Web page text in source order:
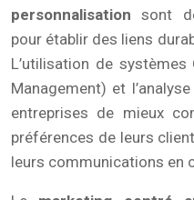
personnalisationsont
pour établir des liens
L’utilisation de systèmes
Management) et
entreprises de mieux
préférences de leurs
leurs communications en